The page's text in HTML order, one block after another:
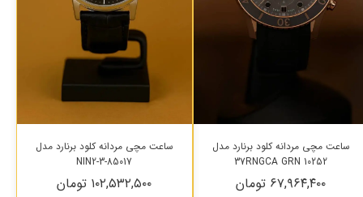
ساعت مچی مردانه کلود برنارد مدل
10252 37RNGCA GRN
۶۷,۹۶۴,۴۰۰ تومان
ساعت مچی مردانه کلود برنارد مدل
85017-3-NIN2
۱۰۲,۵۳۲,۵۰۰ تومان